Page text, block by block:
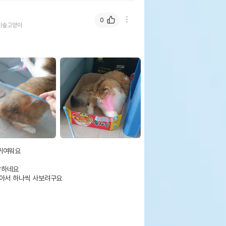
숲고양이
여워요
네요
서 하나씩 사보려구요
0